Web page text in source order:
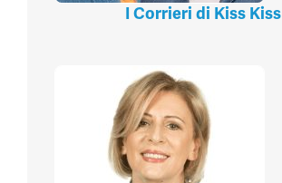
I Corrieri di Kiss Kiss